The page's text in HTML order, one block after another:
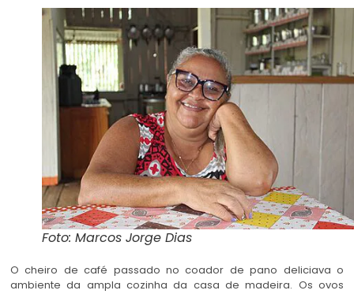
Foto: Marcos Jorge Dias
O cheiro de café passado no coador de pano deliciava o
ambiente da ampla cozinha da casa de madeira. Os ovos